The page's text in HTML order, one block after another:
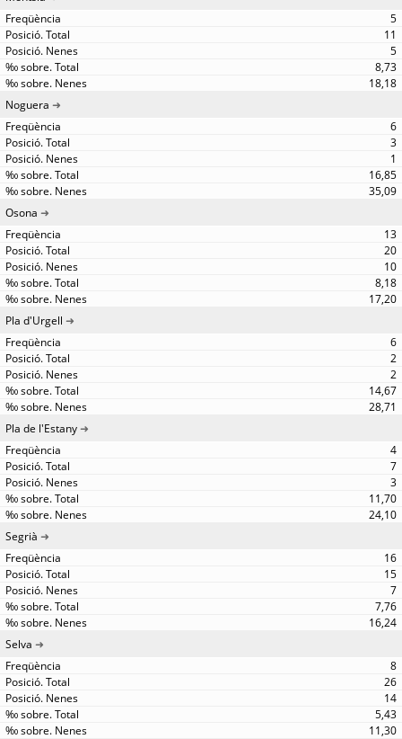
5
11
5
8,73
18,18
Noguera
6
3
1
16,85
35,09
Osona
13
20
10
8,18
17,20
Pla d'Urgell
6
2
2
14,67
28,71
Pla de l'Estany
4
7
3
11,70
24,10
Segrià
16
15
7
7,76
16,24
Selva
8
26
14
5,43
11,30